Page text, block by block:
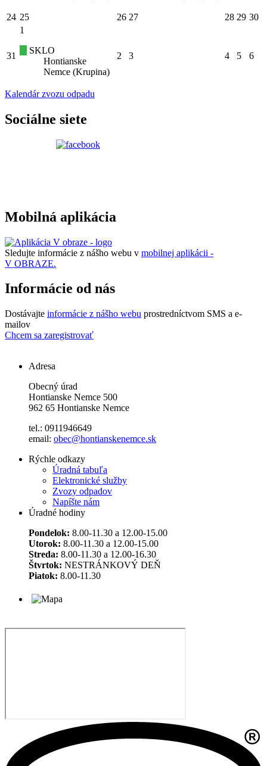
24 25 26 27 28 29 30
31
1
SKLO
Hontianske
Nemce (Krupina)
2 3 4 5 6
Kalendár zvozu odpadu
Sociálne siete
Mobilná aplikácia
Sledujte informácie z nášho webu v mobilnej aplikácii -
V OBRAZE.
Informácie od nás
Dostávajte informácie z nášho webu prostredníctvom SMS a e-
mailov
Chcem sa zaregistrovať
Adresa
Obecný úrad
Hontianske Nemce 500
962 65 Hontianske Nemce
tel.: 0911946649
email: obec@hontianskenemce.sk
Rýchle odkazy
Úradná tabuľa
Elektronické služby
Zvozy odpadov
Napíšte nám
Úradné hodiny
Pondelok: 8.00-11.30 a 12.00-15.00
Utorok: 8.00-11.30 a 12.00-15.00
Streda: 8.00-11.30 a 12.00-16.30
Štvrtok: NESTRÁNKOVÝ DEŇ
Piatok: 8.00-11.30